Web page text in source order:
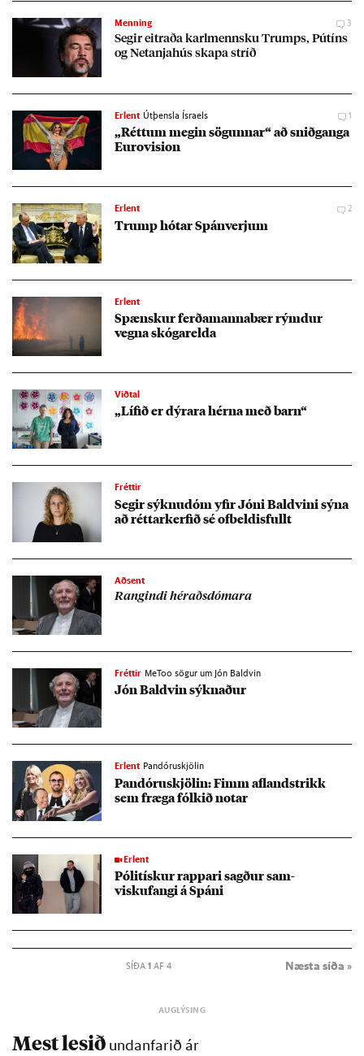
Menning
3
Seg­ir eitr­aða karl­mennsku Trumps, Pútíns
og Net­anja­hús skapa stríð
Erlent Útþensla Ísraels 1
„Rétt­um meg­in sög­unn­ar“ að snið­ganga
Eurovisi­on
Erlent 2
Trump hót­ar Spán­verj­um
Erlent
Spænsk­ur ferða­manna­bær rýmd­ur
vegna skógar­elda
Viðtal
„Líf­ið er dýr­ara hérna með barn“
Fréttir
Seg­ir sýknu­dóm yf­ir Jóni Bald­vini sýna
að rétt­ar­kerf­ið sé of­beld­is­fullt
Aðsent
Rang­indi hér­aðs­dóm­ara
Fréttir MeToo sögur um Jón Baldvin
Jón Bald­vin sýkn­að­ur
Erlent Pandóruskjölin
Pan­dóru­skjöl­in: Fimm af­l­and­strikk
sem fræga fólk­ið not­ar
Erlent
Póli­tísk­ur rapp­ari sagð­ur sam­
viskufangi á Spáni
SÍÐA 1 AF 4 Næsta síða »
Mest lesið undanfarið ár